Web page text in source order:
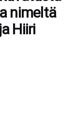
nimeltä
Hiiri